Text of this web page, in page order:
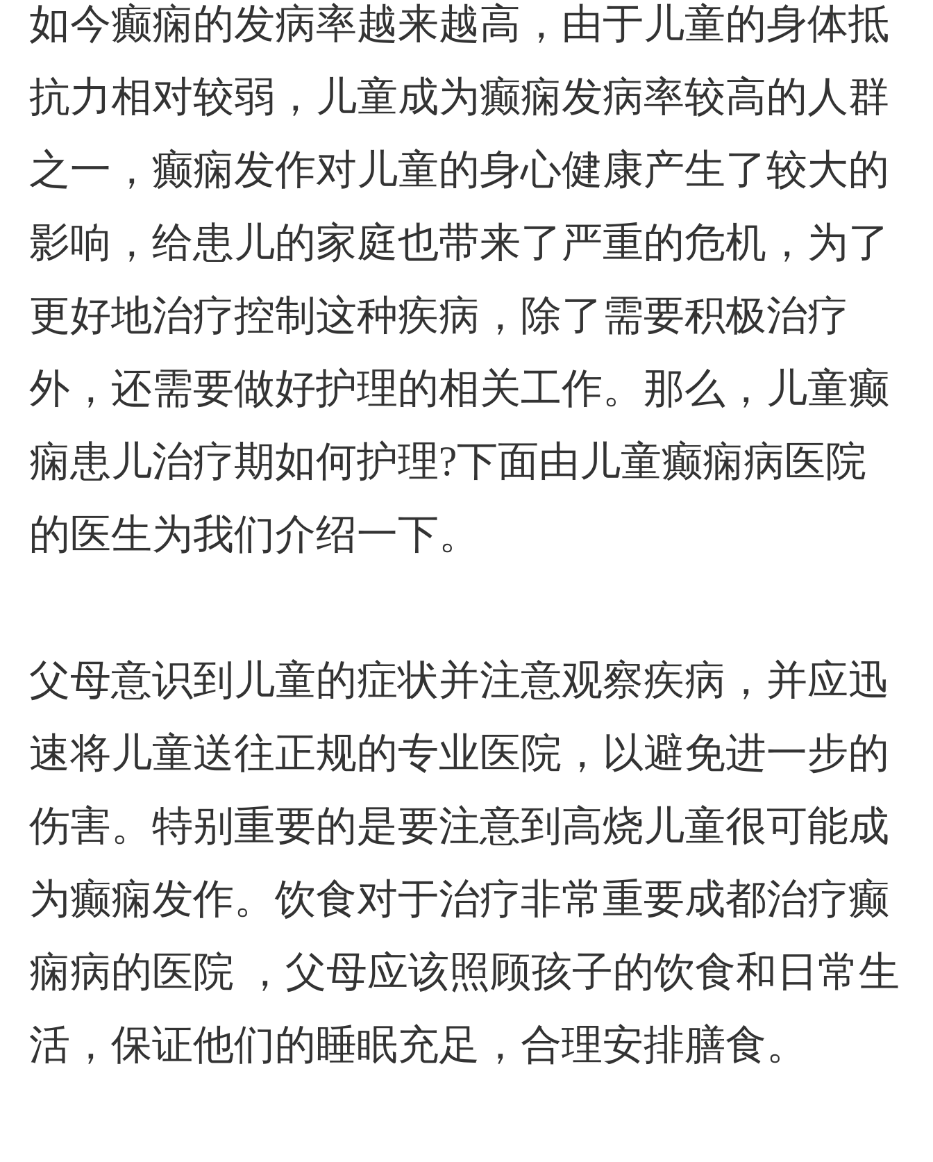
如今癫痫的发病率越来越高，由于儿童的身体抵
抗力相对较弱，儿童成为癫痫发病率较高的人群
之一，癫痫发作对儿童的身心健康产生了较大的
影响，给患儿的家庭也带来了严重的危机，为了
更好地治疗控制这种疾病，除了需要积极治疗
外，还需要做好护理的相关工作。那么，儿童癫
痫患儿治疗期如何护理?下面由儿童癫痫病医院
的医生为我们介绍一下。
父母意识到儿童的症状并注意观察疾病，并应迅
速将儿童送往正规的专业医院，以避免进一步的
伤害。特别重要的是要注意到高烧儿童很可能成
为癫痫发作。饮食对于治疗非常重要成都治疗癫
痫病的医院 ，父母应该照顾孩子的饮食和日常生
活，保证他们的睡眠充足，合理安排膳食。